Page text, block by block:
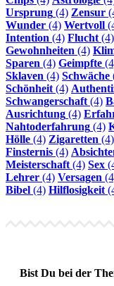
Ursprung (4) Zensur
Wunder (4) Wertvoll
Intention (4) Flucht(4)
Gewohnheiten (4)
Sparen (4) Geimpfte
Sklaven (4) Schwäche
Schönheit(4)
Schwangerschaft(4)
Ausrichtung (4)
Nahtoderfahrung (4)
Hölle (4) Zigaretten (4)
Finsternis (4)
Meisterschaft(4) Sex
Lehrer (4) Versagen
Bibel (4) Hilflosigkeit
Bist Du bei der